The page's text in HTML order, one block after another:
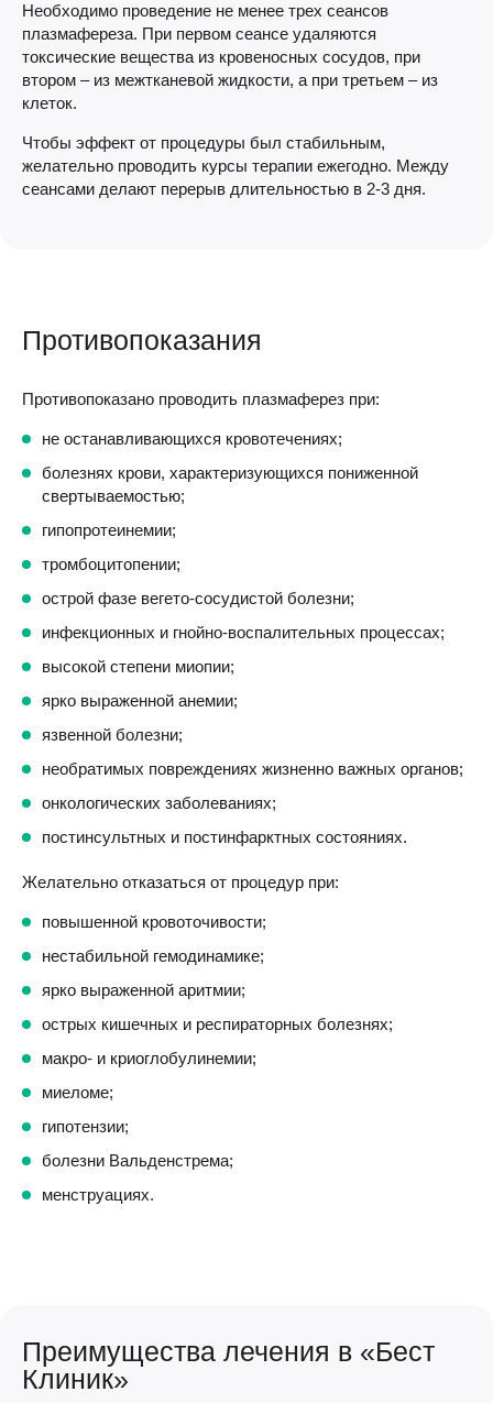
Необходимо проведение не менее трех сеансов
плазмафереза. При первом сеансе удаляются
токсические вещества из кровеносных сосудов, при
втором – из межтканевой жидкости, а при третьем – из
клеток.
Чтобы эффект от процедуры был стабильным,
желательно проводить курсы терапии ежегодно. Между
сеансами делают перерыв длительностью в 2-3 дня.
Противопоказания
Противопоказано проводить плазмаферез при:
не останавливающихся кровотечениях;
болезнях крови, характеризующихся пониженной
свертываемостью;
гипопротеинемии;
тромбоцитопении;
острой фазе вегето-сосудистой болезни;
инфекционных и гнойно-воспалительных процессах;
высокой степени миопии;
ярко выраженной анемии;
язвенной болезни;
необратимых повреждениях жизненно важных органов;
онкологических заболеваниях;
постинсультных и постинфарктных состояниях.
Желательно отказаться от процедур при:
повышенной кровоточивости;
нестабильной гемодинамике;
ярко выраженной аритмии;
острых кишечных и респираторных болезнях;
макро- и криоглобулинемии;
миеломе;
гипотензии;
болезни Вальденстрема;
менструациях.
Преимущества лечения в «Бест
Клиник»